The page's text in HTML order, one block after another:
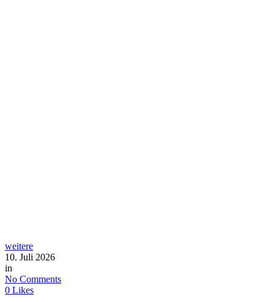
weitere
10. Juli 2026
in
No Comments
0 Likes